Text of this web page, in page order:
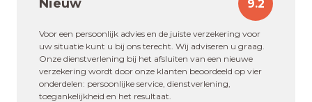
Nieuw 9.2
Voor een persoonlijk advies en de juiste verzekering voor
uw situatie kunt u bij ons terecht. Wij adviseren u graag.
Onze dienstverlening bij het afsluiten van een nieuwe
verzekering wordt door onze klanten beoordeeld op vier
onderdelen: persoonlijke service, dienstverlening,
toegankelijkheid en het resultaat.